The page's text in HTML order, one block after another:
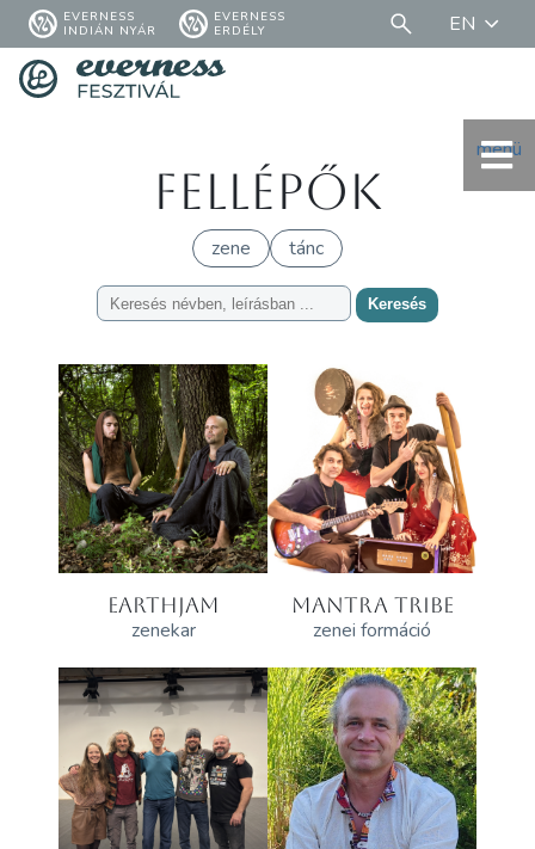
EVERNESS
INDIÁN NYÁR
EVERNESS
ERDÉLY
EN
menü
Fellépők
zene tánc
Keresés
EARTHJAM
zenekar
MANTRA TRIBE
zenei formáció